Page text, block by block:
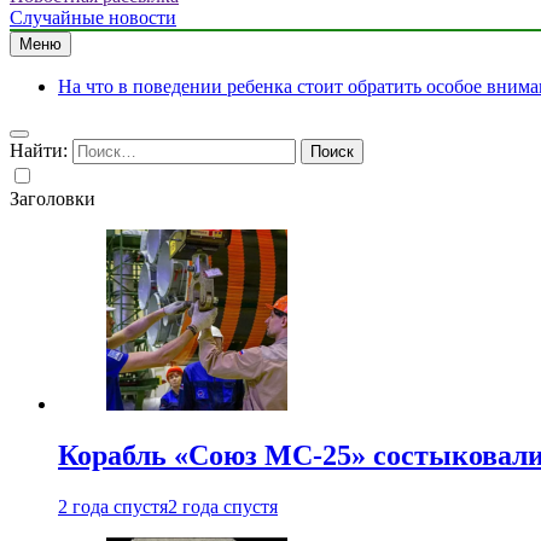
Случайные новости
Меню
На что в поведении ребенка стоит обратить особое
Найти:
Заголовки
Корабль «Союз МС-25»
2 года спустя2 года спустя